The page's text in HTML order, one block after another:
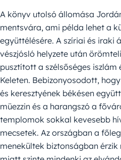
A könyv utolsó állomása
mentsvára, ami példa lehet a
együttélésére. A szíriai és iraki
vészjósló helyzete után
pusztított a szélsőséges iszlám
Keleten. Bebizonyosodott,
és keresztyének békésen
müezzin és a harangszó a
templomok sokkal kevesebb
mecsetek. Az országban a
menekültek biztonságban